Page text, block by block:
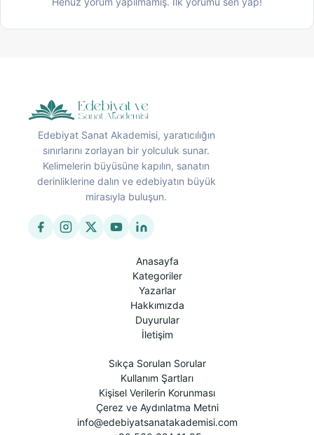
Edebiyat Sanat Akademisi, yaratıcılığın
sınırlarını zorlayan bir yolculuk sunar.
Kelimelerin büyüsüne kapılın, sanatın
derinliklerine dalın ve edebiyatın büyük
mirasıyla buluşun.
Anasayfa
Kategoriler
Yazarlar
Hakkımızda
Duyurular
İletişim
Sıkça Sorulan Sorular
Kullanım Şartları
Kişisel Verilerin Korunması
Çerez ve Aydınlatma Metni
info@edebiyatsanatakademisi.com